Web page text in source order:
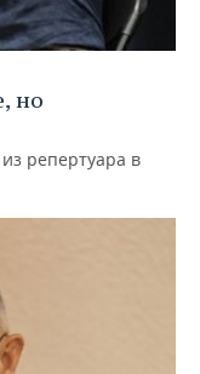
но
репертуара в